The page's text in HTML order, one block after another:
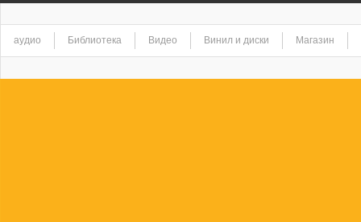
аудио Библиотека Видео Винил и диски Магазин